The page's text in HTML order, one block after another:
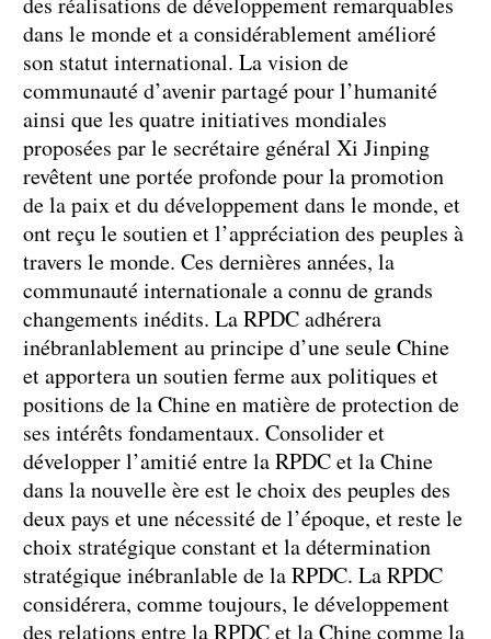
dans le monde et a considérablement amélioré
son statut international. La vision de
communauté d’avenir partagé pour l’humanité
ainsi que les quatre initiatives mondiales
proposées par le secrétaire général Xi Jinping
revêtent une portée profonde pour la promotion
de la paix et du développement dans le monde, et
ont reçu le soutien et l’appréciation des peuples à
travers le monde. Ces dernières années, la
communauté internationale a connu de grands
changements inédits. La RPDC adhérera
inébranlablement au principe d’une seule Chine
et apportera un soutien ferme aux politiques et
positions de la Chine en matière de protection de
ses intérêts fondamentaux. Consolider et
développer l’amitié entre la RPDC et la Chine
dans la nouvelle ère est le choix des peuples des
deux pays et une nécessité de l’époque, et reste le
choix stratégique constant et la détermination
stratégique inébranlable de la RPDC. La RPDC
considérera, comme toujours, le développement
des relations entre la RPDC et la Chine comme la